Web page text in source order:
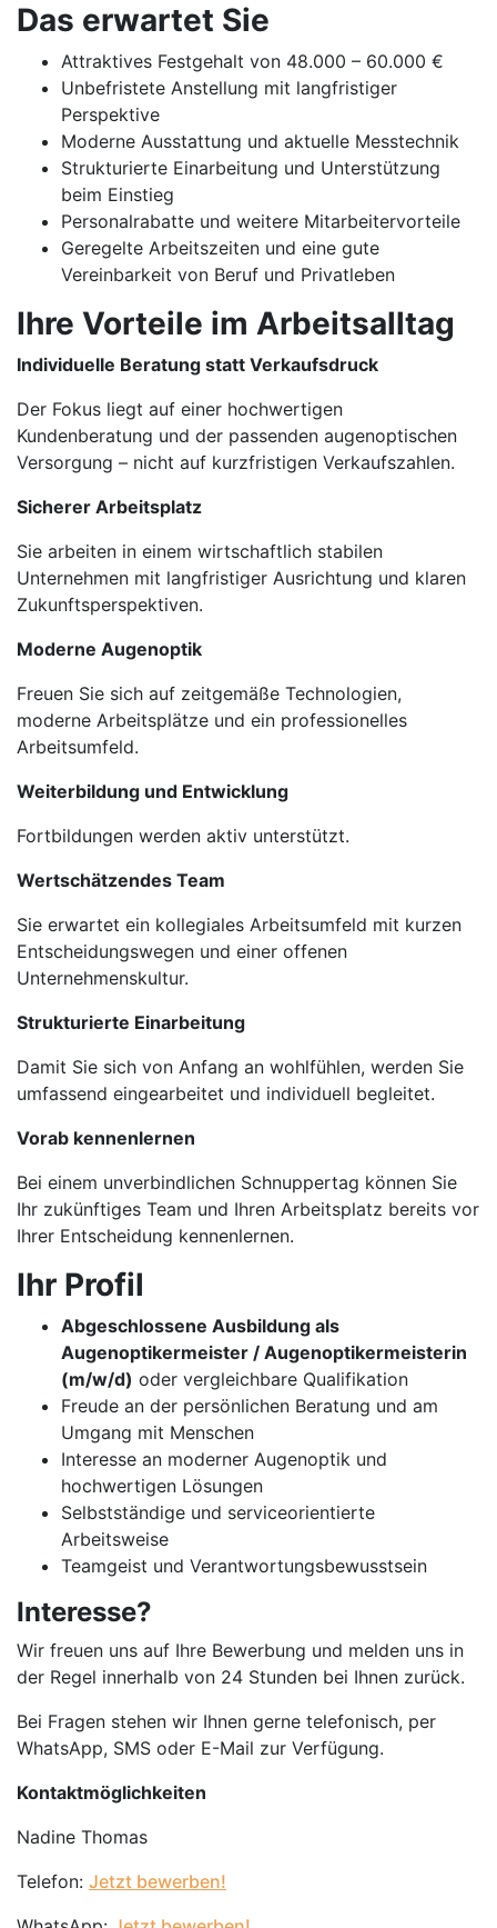
Das erwartet Sie
Attraktives Festgehalt von 48.000 – 60.000 €
Unbefristete Anstellung mit langfristiger
Perspektive
Moderne Ausstattung und aktuelle Messtechnik
Strukturierte Einarbeitung und Unterstützung
beim Einstieg
Personalrabatte und weitere Mitarbeitervorteile
Geregelte Arbeitszeiten und eine gute
Vereinbarkeit von Beruf und Privatleben
Ihre Vorteile im Arbeitsalltag
Individuelle Beratung statt Verkaufsdruck
Der Fokus liegt auf einer hochwertigen
Kundenberatung und der passenden augenoptischen
Versorgung – nicht auf kurzfristigen Verkaufszahlen.
Sicherer Arbeitsplatz
Sie arbeiten in einem wirtschaftlich stabilen
Unternehmen mit langfristiger Ausrichtung und klaren
Zukunftsperspektiven.
Moderne Augenoptik
Freuen Sie sich auf zeitgemäße Technologien,
moderne Arbeitsplätze und ein professionelles
Arbeitsumfeld.
Weiterbildung und Entwicklung
Fortbildungen werden aktiv unterstützt.
Wertschätzendes Team
Sie erwartet ein kollegiales Arbeitsumfeld mit kurzen
Entscheidungswegen und einer offenen
Unternehmenskultur.
Strukturierte Einarbeitung
Damit Sie sich von Anfang an wohlfühlen, werden Sie
umfassend eingearbeitet und individuell begleitet.
Vorab kennenlernen
Bei einem unverbindlichen Schnuppertag können Sie
Ihr zukünftiges Team und Ihren Arbeitsplatz bereits vor
Ihrer Entscheidung kennenlernen.
Ihr Profil
Abgeschlossene Ausbildung als
Augenoptikermeister / Augenoptikermeisterin
(m/w/d) oder vergleichbare Qualifikation
Freude an der persönlichen Beratung und am
Umgang mit Menschen
Interesse an moderner Augenoptik und
hochwertigen Lösungen
Selbstständige und serviceorientierte
Arbeitsweise
Teamgeist und Verantwortungsbewusstsein
Interesse?
Wir freuen uns auf Ihre Bewerbung und melden uns in
der Regel innerhalb von 24 Stunden bei Ihnen zurück.
Bei Fragen stehen wir Ihnen gerne telefonisch, per
WhatsApp, SMS oder E-Mail zur Verfügung.
Kontaktmöglichkeiten
Nadine Thomas
Telefon: Jetzt bewerben!